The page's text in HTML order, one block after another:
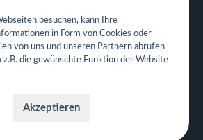
Eigene App für Restaurant
besuchen, kann Ihre
in Form von Cookies oder
von uns und unseren Partnern abrufen
z.B. die gewünschte Funktion der Website
Akzeptieren